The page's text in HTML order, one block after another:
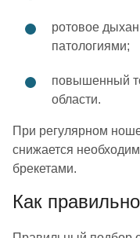
ротовое
патологиями;
повышенный
области.
При регулярном
снижается
брекетами.
Как